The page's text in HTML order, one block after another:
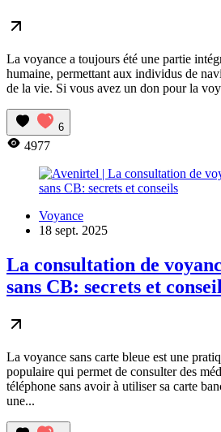
La voyance a toujours été une partie
humaine, permettant aux individus de
de la vie. Si vous avez un don pour la
6
4977
Voyance
18 sept. 2025
La consultation de
sans CB: secrets et
La voyance sans carte bleue est une
populaire qui permet de consulter des
téléphone sans avoir à utiliser sa carte
une...